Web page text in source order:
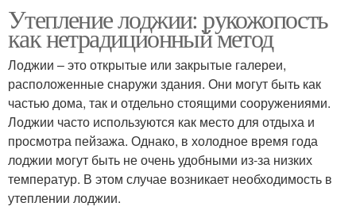
Утепление лоджии: рукожопость
как нетрадиционный метод
Лоджии – это открытые или закрытые галереи,
расположенные снаружи здания. Они могут быть как
частью дома, так и отдельно стоящими сооружениями.
Лоджии часто используются как место для отдыха и
просмотра пейзажа. Однако, в холодное время года
лоджии могут быть не очень удобными из-за низких
температур. В этом случае возникает необходимость в
утеплении лоджии.